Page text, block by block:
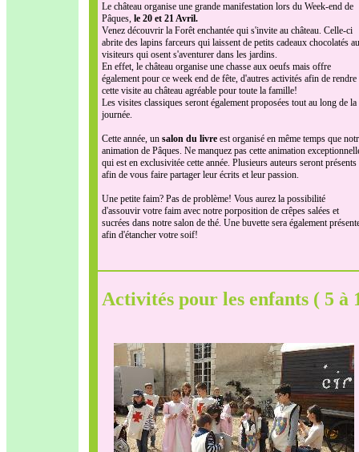
Le château organise une grande manifestation lors du Week-end de
Pâques, le 20 et 21 Avril.
Venez découvrir la Forêt enchantée qui s'invite au château. Celle-ci
abrite des lapins farceurs qui laissent de petits cadeaux chocolatés
visiteurs qui osent s'aventurer dans les jardins.
En effet, le château organise une chasse aux oeufs mais offre
également pour ce week end de fête, d'autres activités afin de rendre
cette visite au château agréable pour toute la famille!
Les visites classiques seront également proposées tout au long de la
journée.
Cette année, un salon du livre est organisé en même temps que
animation de Pâques. Ne manquez pas cette animation
qui est en exclusivitée cette année. Plusieurs auteurs seront présents
afin de vous faire partager leur écrits et leur passion.
Une petite faim? Pas de problème! Vous aurez la possibilité
d'assouvir votre faim avec notre porposition de crêpes salées et
sucrées dans notre salon de thé. Une buvette sera également
afin d'étancher votre soif!
Activités pour les enfants ( 5 à